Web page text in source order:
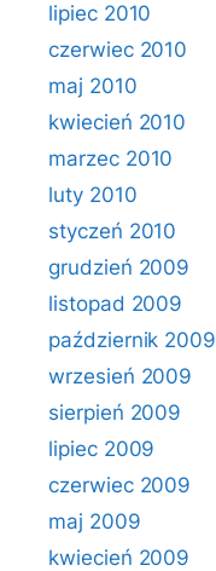
lipiec 2010
czerwiec 2010
maj 2010
kwiecień 2010
marzec 2010
luty 2010
styczeń 2010
grudzień 2009
listopad 2009
październik 2009
wrzesień 2009
sierpień 2009
lipiec 2009
czerwiec 2009
maj 2009
kwiecień 2009